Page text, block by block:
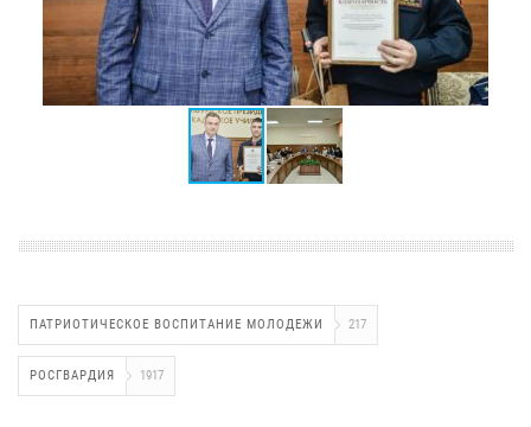
ПАТРИОТИЧЕСКОЕ ВОСПИТАНИЕ МОЛОДЕЖИ 217
РОСГВАРДИЯ 1917